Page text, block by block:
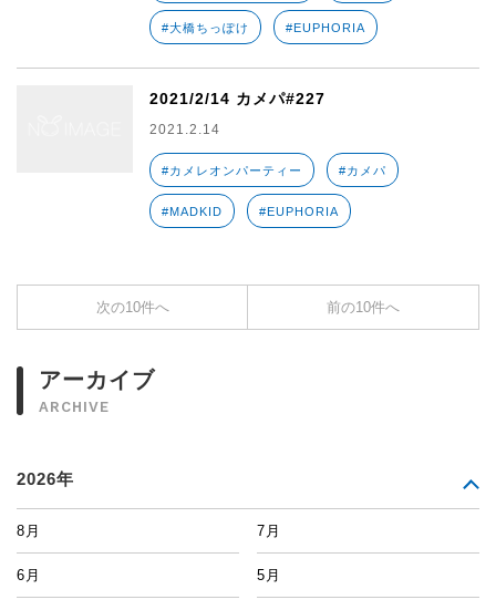
#大橋ちっぽけ #EUPHORIA
2021/2/14 カメパ#227
2021.2.14
#カメレオンパーティー #カメパ
#MADKID #EUPHORIA
次の10件へ 前の10件へ
アーカイブ
ARCHIVE
2026年
8月 7月
6月 5月